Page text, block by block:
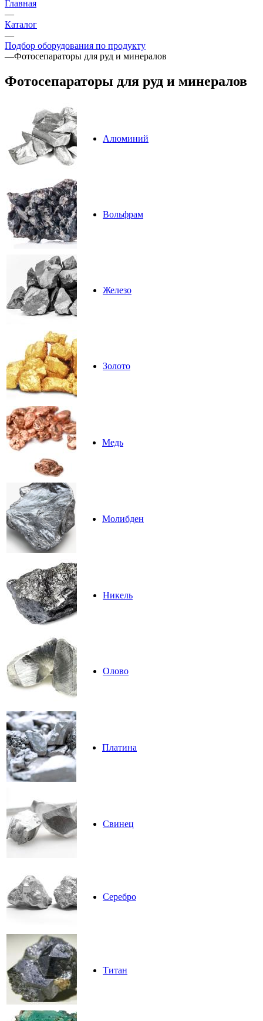
Главная
—
Каталог
—
Подбор оборудования по продукту
—Фотосепараторы для руд и минералов
Фотосепараторы для руд и минералов
Алюминий
Вольфрам
Железо
Золото
Медь
Молибден
Никель
Олово
Платина
Свинец
Серебро
Титан